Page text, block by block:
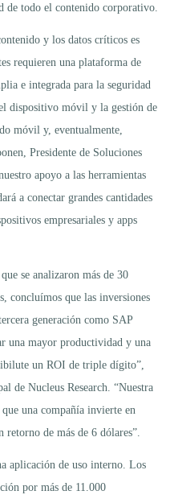
de todo el contenido corporativo.
y los datos críticos es
requieren una plataforma de
e integrada para la seguridad
dispositivo móvil y la gestión de
móvil y, eventualmente,
Presidente de Soluciones
apoyo a las herramientas
a conectar grandes cantidades
empresariales y apps
se analizaron más de 30
concluímos que las inversiones
generación como SAP
una mayor productividad y una
un ROI de triple dígito”,
de Nucleus Research. “Nuestra
una compañía invierte en
retorno de más de 6 dólares”.
aplicación de uso interno. Los
por más de 11.000